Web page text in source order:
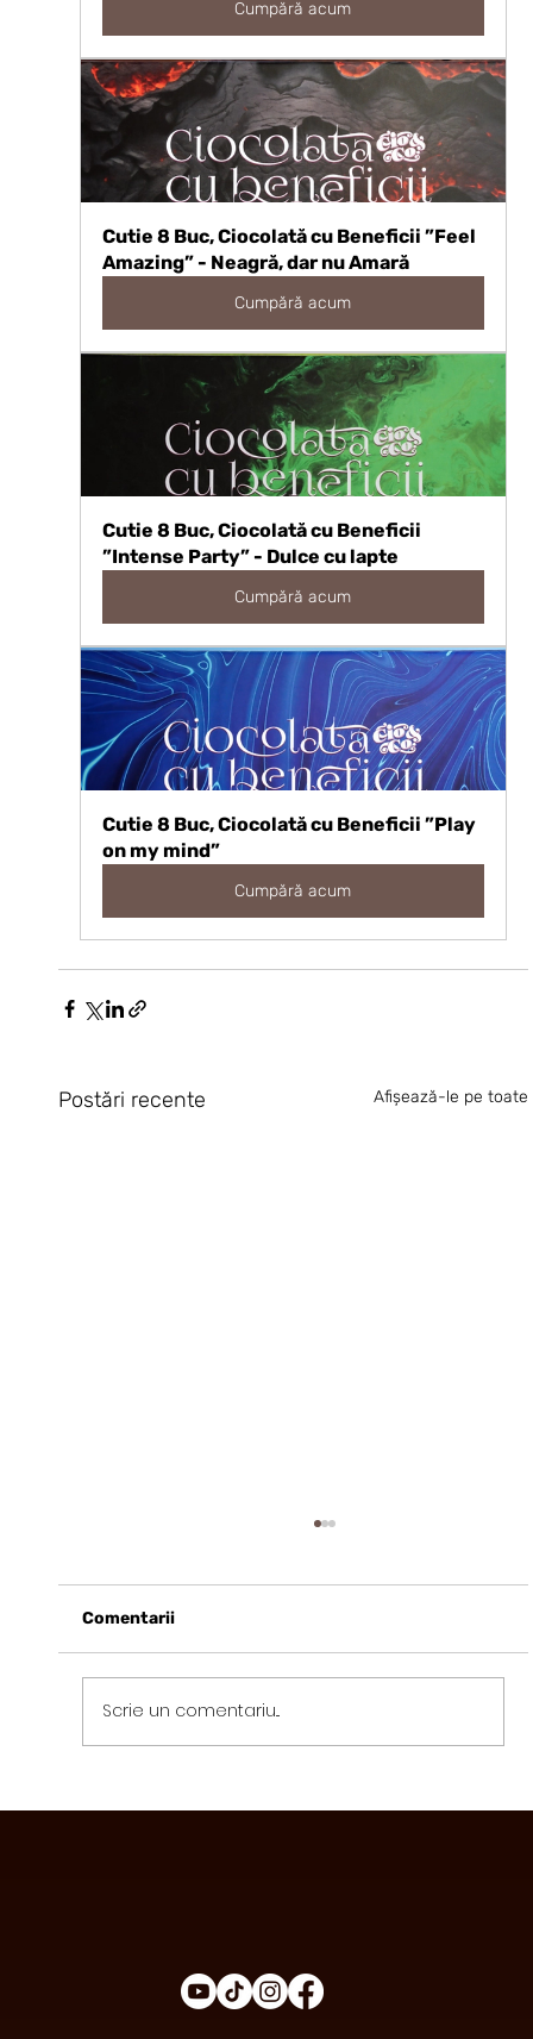
Cumpără acum
Cutie 8 Buc, Ciocolată cu Beneficii ”Feel
Amazing” - Neagră, dar nu Amară
Cumpără acum
Cutie 8 Buc, Ciocolată cu Beneficii
”Intense Party” - Dulce cu lapte
Cumpără acum
Cutie 8 Buc, Ciocolată cu Beneficii ”Play
on my mind”
Cumpără acum
Postări recente Afișează-le pe toate
Comentarii
Scrie un comentariu...